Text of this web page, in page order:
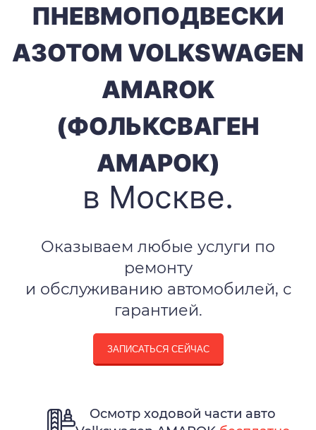
ПНЕВМОПОДВЕСКИ
АЗОТОМ VOLKSWAGEN
AMAROK
(ФОЛЬКСВАГЕН
АМАРОК)
в Москве.
Оказываем любые услуги по
ремонту
и обслуживанию автомобилей, с
гарантией.
ЗАПИСАТЬСЯ СЕЙЧАС
Осмотр ходовой части авто